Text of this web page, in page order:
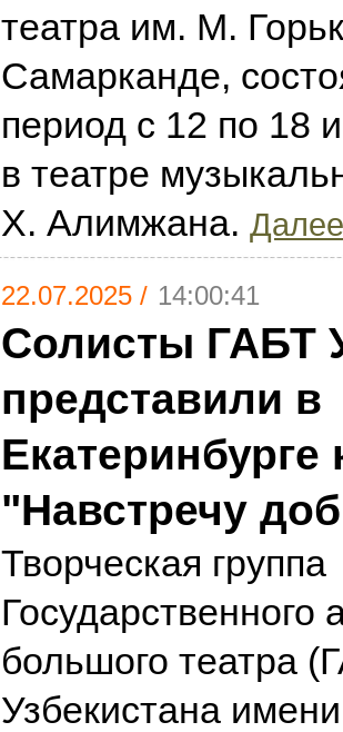
театра им. М.
Самарканде,
период с 12 по 18
в театре
Х. Алимжана.
22.07.2025 / 14:00:41
Солисты ГАБТ
представили в
"Навстречу
Творческая группа
Государственного
большого театра
Узбекистана